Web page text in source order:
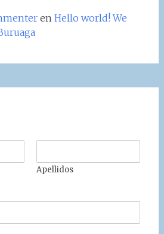
en Hello world! We
Apellidos